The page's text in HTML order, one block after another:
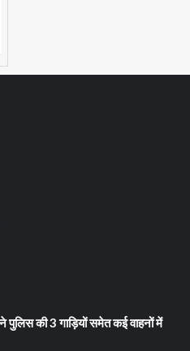
पुलिस की 3 गाड़ियों समेत कई वाहनों में